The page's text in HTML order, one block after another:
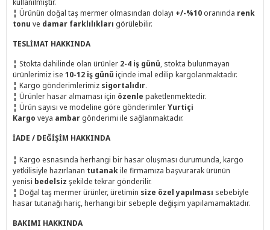
kullanılmıştır.
¦ Ürünün doğal taş mermer olmasından dolayı +/-%10 oranında renk
tonu ve damar farklılıkları görülebilir.
TESLİMAT HAKKINDA
¦ Stokta dahilinde olan ürünler 2-4 iş günü, stokta bulunmayan
ürünlerimiz ise 10-12 iş günü içinde imal edilip kargolanmaktadır.
¦ Kargo gönderimlerimiz sigortalıdır.
¦ Ürünler hasar almaması için özenle paketlenmektedir.
¦ Ürün sayısı ve modeline göre gönderimlerYurtiçi
Kargo veya ambar gönderimi ile sağlanmaktadır.
İADE / DEĞİŞİM HAKKINDA
¦ Kargo esnasında herhangi bir hasar oluşması durumunda, kargo
yetkilisiyle hazırlanan tutanakile firmamıza başvurarak ürünün
yenisi bedelsiz şekilde tekrar gönderilir.
¦ Doğal taş mermer ürünler, üretimin size özel yapılması sebebiyle
hasar tutanağı hariç, herhangi bir sebeple değişim yapılamamaktadır.
BAKIMI HAKKINDA